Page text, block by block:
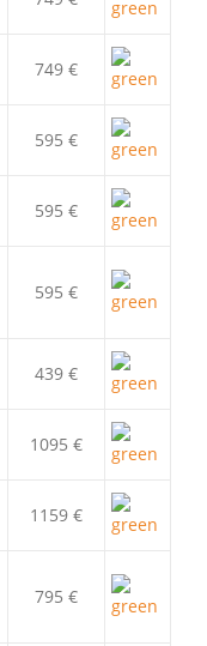
749 €
595 €
595 €
595 €
439 €
1095 €
1159 €
795 €